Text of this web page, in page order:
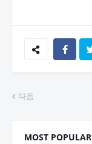
다음
MOST POPULAR